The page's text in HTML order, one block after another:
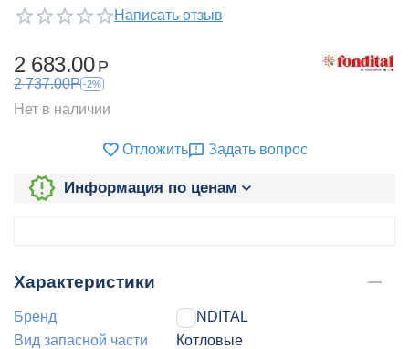
Написать отзыв
2 683.00 Р
2 737.00Р -2%
Нет в наличии
Отложить Задать вопрос
Информация по ценам
Характеристики
Бренд
FONDITAL
Вид запасной части
Котловые